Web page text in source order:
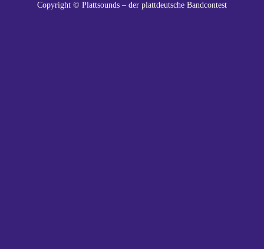
Copyright © Plattsounds – der plattdeutsche Bandcontest